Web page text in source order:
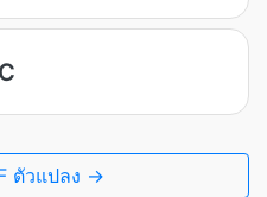
ตัวแปลง →